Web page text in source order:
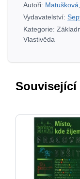
Autoři: Matušková
Vydavatelství:
Kategorie:
Vlastivěda